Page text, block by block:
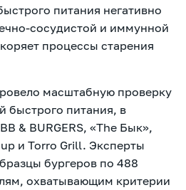
питания негативно
сосудистой и иммунной
процессы старения
масштабную проверку
быстрого питания, в
& BURGERS, «The Бык»,
и Torro Grill. Эксперты
бургеров по 488
охватывающим критерии